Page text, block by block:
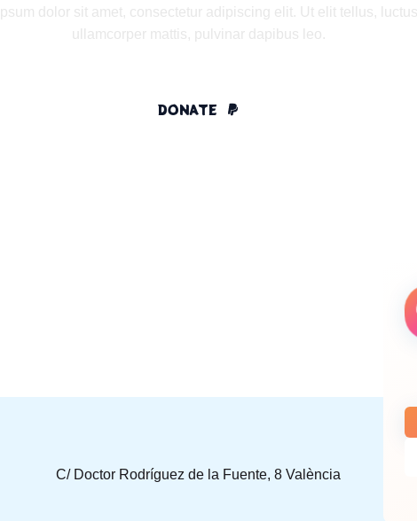
ipsum dolor sit amet, consectetur adipiscing elit. Ut elit tellus,
ullamcorper mattis, pulvinar dapibus leo.
DONATE
C/ Doctor Rodríguez de la Fuente, 8 València